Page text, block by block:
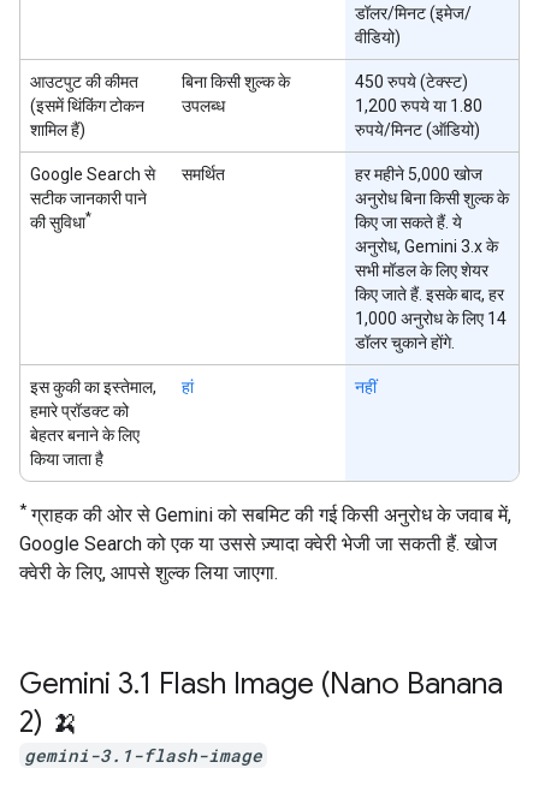
डॉलर/मिनट (इमेज/
वीडियो)
आउटपुट की कीमत
(इसमें थिंकिंग टोकन
शामिल हैं)
बिना किसी शुल्क के
उपलब्ध
450 रुपये (टेक्स्ट)
1,200 रुपये या 1.80
रुपये/मिनट (ऑडियो)
Google Search से
सटीक जानकारी पाने
की सुविधा*
समर्थित
हर महीने 5,000 खोज
अनुरोध बिना किसी शुल्क के
किए जा सकते हैं. ये
अनुरोध, Gemini 3.x के
सभी मॉडल के लिए शेयर
किए जाते हैं. इसके बाद, हर
1,000 अनुरोध के लिए 14
डॉलर चुकाने होंगे.
इस कुकी का इस्तेमाल,
हमारे प्रॉडक्ट को
बेहतर बनाने के लिए
किया जाता है
हां नहीं
* ग्राहक की ओर से Gemini को सबमिट की गई किसी अनुरोध के जवाब में,
Google Search को एक या उससे ज़्यादा क्वेरी भेजी जा सकती हैं. खोज
क्वेरी के लिए, आपसे शुल्क लिया जाएगा.
Gemini 3.1 Flash Image (Nano Banana
2) 🍌
gemini-3.1-flash-image